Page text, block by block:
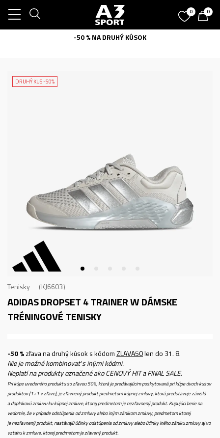
0 0
-50 % NA DRUHÝ KÚSOK
DRUHÝ KUS -50%
Tenisky KJ6603
ADIDAS DROPSET 4 TRAINER WDÁMSKE
TRÉNINGOVÉ TENISKY
-50 %zľava na druhý kúsok s kódomZLAVA50len do 31. 8.
Nie je možné kombinovať s inými kódmi.
Neplatí na produkty označené ako CENOVÝ HIT a FINAL SALE.
Pri kúpe uvedeného produktu so zľavou 50%, ktorá je predávajúcim poskytovaná pri kúpe dvoch kusov
produktov (1+1 v zľave), je zľavnený produkt predmetom kúpnej zmluvy, ktorá predstavuje závislú
a doplnkovú zmluvu ku kúpnej zmluve, ktorej predmetom je nezľavnený produkt. Kupujúci berie na
vedomie, že v prípade odstúpenia od zmluvy alebo iným zánikom zmluvy, predmetom ktorej
je nezľavnený produkt, nastávajú účinky odstúpenia od zmluvy alebo účinky iného zániku zmluvy aj vo
vzťahu k zmluve, ktorej predmetom je zľavený produkt.